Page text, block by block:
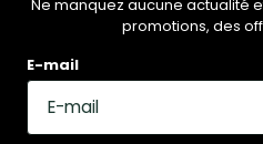
Ne manquez aucune actualité
promotions, des
E-mail